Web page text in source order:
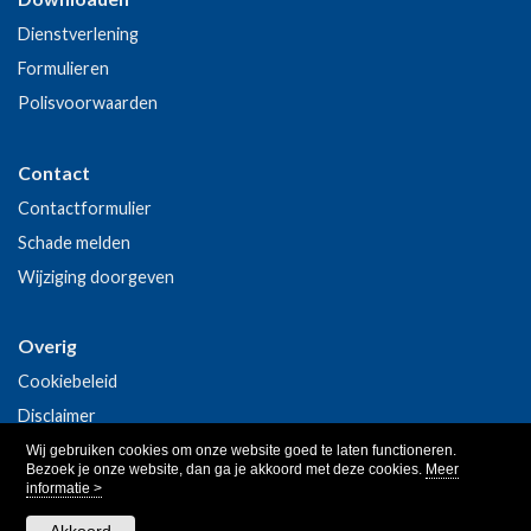
Wij gebruiken cookies om onze website goed te laten functioneren.
Bezoek je onze website, dan ga je akkoord met deze cookies. Meer
informatie >
Dienstverlening
Formulieren
Polisvoorwaarden
Contact
Contactformulier
Schade melden
Wijziging doorgeven
Overig
Cookiebeleid
Disclaimer
Privacy